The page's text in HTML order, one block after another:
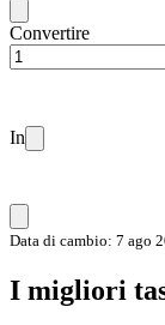
Convertire
In
Data di cambio: 7 ago
I migliori